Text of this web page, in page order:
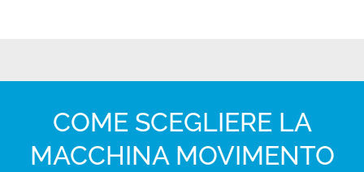
COME SCEGLIERE LA
MACCHINA MOVIMENTO